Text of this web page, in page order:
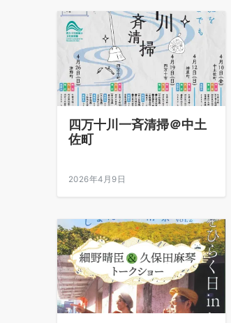
四万十川一斉清掃＠中土
佐町
2026年4月9日